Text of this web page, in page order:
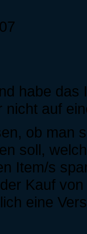
habe
nicht auf
ob man
soll,
Item/s
Kauf
eine